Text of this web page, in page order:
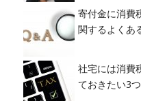
寄付金に消費
関するよくあ
社宅には消費
ておきたい3